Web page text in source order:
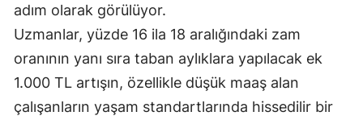
adım olarak görülüyor.
Uzmanlar, yüzde 16 ila 18 aralığındaki zam
oranının yanı sıra taban aylıklara yapılacak ek
1.000 TL artışın, özellikle düşük maaş alan
çalışanların yaşam standartlarında hissedilir bir